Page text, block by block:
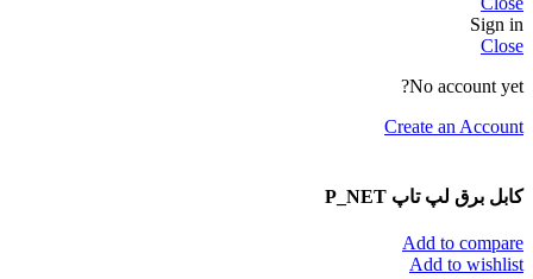
Sign in
Close
No account yet?
Create an Account
کابل برق لپ تاپ P_NET
Add to compare
Add to wishlist